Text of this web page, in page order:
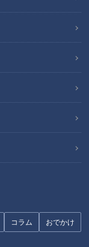
コラム おでかけ
ズ1位指名候補・武
直撃インタビュ